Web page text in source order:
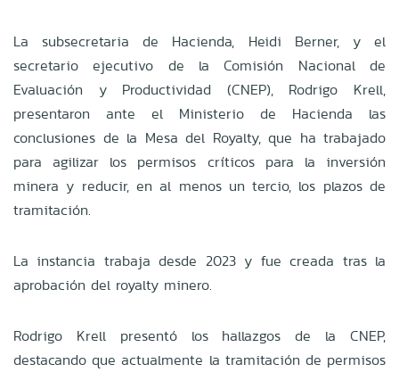
La subsecretaria de Hacienda, Heidi Berner, y el
secretario ejecutivo de la Comisión Nacional de
Evaluación y Productividad (CNEP), Rodrigo Krell,
presentaron ante el Ministerio de Hacienda las
conclusiones de la Mesa del Royalty, que ha trabajado
para agilizar los permisos críticos para la inversión
minera y reducir, en al menos un tercio, los plazos de
tramitación.
La instancia trabaja desde 2023 y fue creada tras la
aprobación del royalty minero.
Rodrigo Krell presentó los hallazgos de la CNEP,
destacando que actualmente la tramitación de permisos